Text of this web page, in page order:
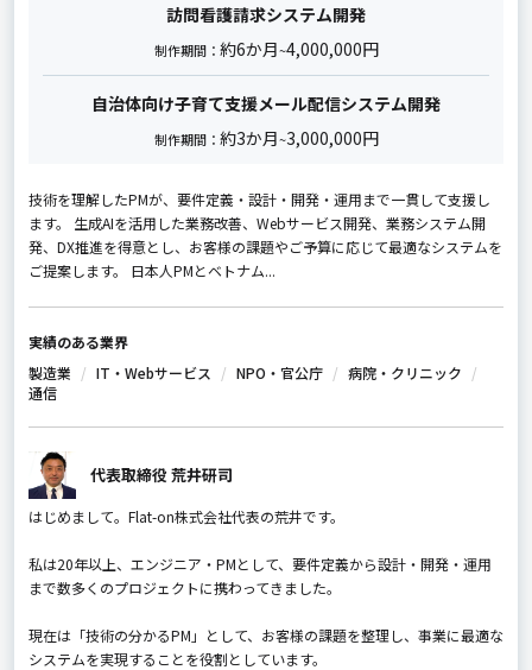
訪問看護請求システム開発
制作期間： 約6か月~4,000,000円
自治体向け子育て支援メール配信システム開発
制作期間： 約3か月~3,000,000円
技術を理解したPMが、要件定義・設計・開発・運用まで一貫して支援し
ます。 生成AIを活用した業務改善、Webサービス開発、業務システム開
発、DX推進を得意とし、お客様の課題やご予算に応じて最適なシステムを
ご提案します。 日本人PMとベトナム...
実績のある業界
製造業
IT・Webサービス NPO・官公庁
病院・クリニック
通信
代表取締役 荒井研司
はじめまして。Flat-on株式会社代表の荒井です。
私は20年以上、エンジニア・PMとして、要件定義から設計・開発・運用
まで数多くのプロジェクトに携わってきました。
現在は「技術の分かるPM」として、お客様の課題を整理し、事業に最適な
システムを実現することを役割としています。